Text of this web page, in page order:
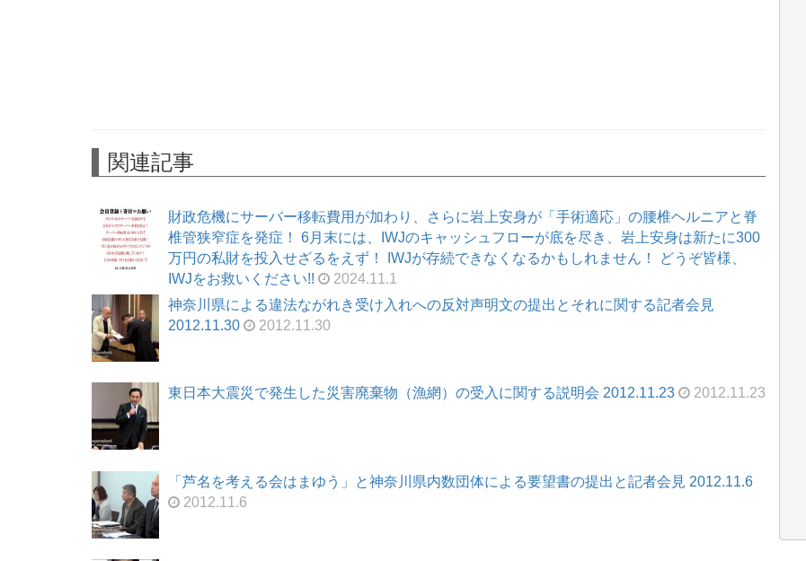
関連記事
財政危機にサーバー移転費用が加わり、さらに岩上安身が「手術適応」の腰椎ヘルニアと脊
椎管狭窄症を発症！ 6月末には、IWJのキャッシュフローが底を尽き、岩上安身は新たに300
万円の私財を投入せざるをえず！ IWJが存続できなくなるかもしれません！ どうぞ皆様、
IWJをお救いください!!
2024.11.1
神奈川県による違法ながれき受け入れへの反対声明文の提出とそれに関する記者会見
2012.11.30
2012.11.30
東日本大震災で発生した災害廃棄物（漁網）の受入に関する説明会 2012.11.23 2012.11.23
「芦名を考える会はまゆう」と神奈川県内数団体による要望書の提出と記者会見 2012.11.6
2012.11.6